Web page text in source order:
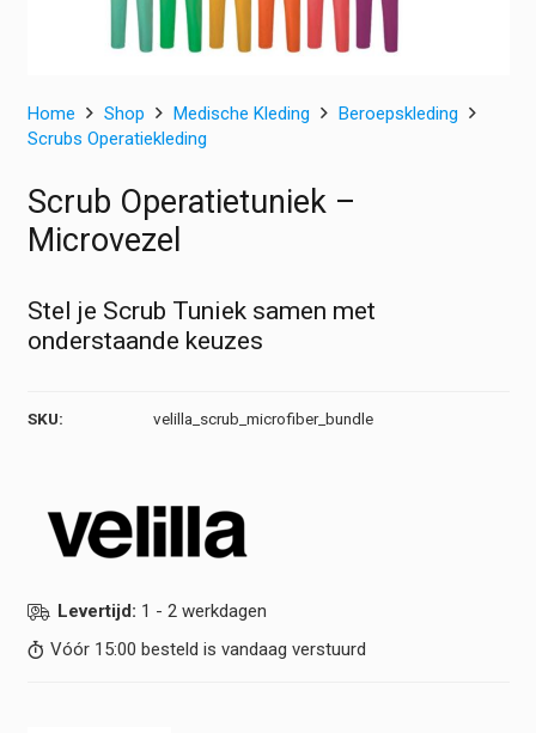
Home Shop Medische Kleding
Beroepskleding
Scrubs Operatiekleding
Scrub Operatietuniek –
Microvezel
Stel je Scrub Tuniek samen met
onderstaande keuzes
SKU: velilla_scrub_microfiber_bundle
Levertijd: 1 - 2 werkdagen
Vóór 15:00 besteld is vandaag verstuurd